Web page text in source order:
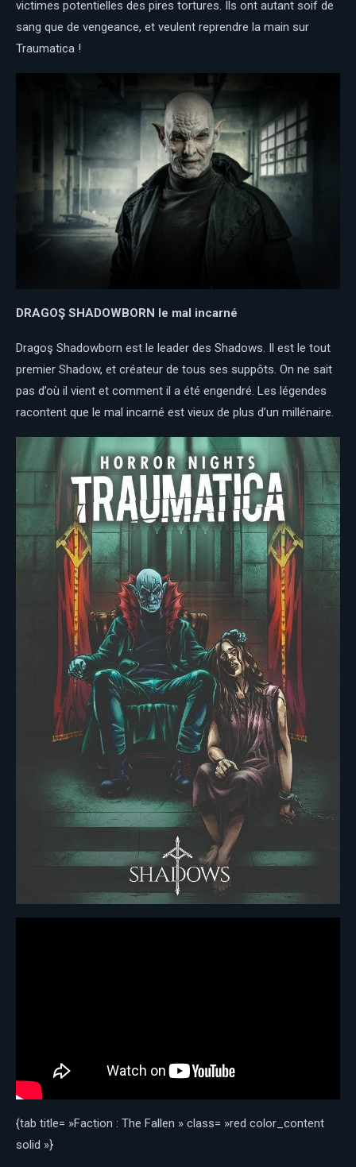
victimes potentielles des pires tortures. Ils ont autant soif de
sang que de vengeance, et veulent reprendre la main sur
Traumatica !
DRAGOŞ SHADOWBORN le mal incarné
Dragoş Shadowborn est le leader des Shadows. Il est le tout
premier Shadow, et créateur de tous ses suppôts. On ne sait
pas d’où il vient et comment il a été engendré. Les légendes
racontent que le mal incarné est vieux de plus d’un millénaire.
{tab title= »Faction : The Fallen » class= »red color_content
solid »}